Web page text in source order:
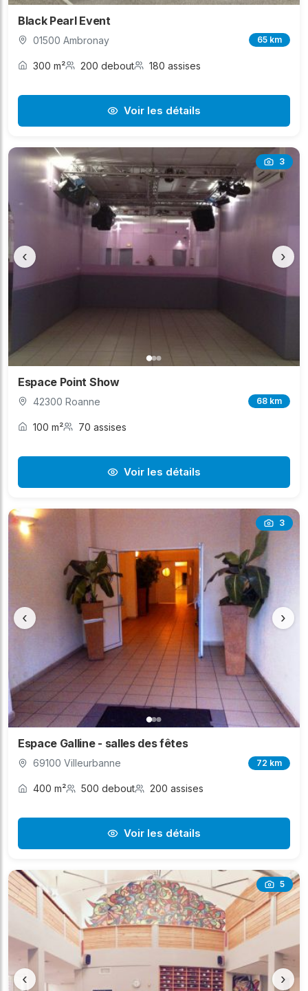
Black Pearl Event
01500 Ambronay 65 km
300 m² 200 debout 180 assises
Voir les détails
3
‹ ›
Espace Point Show
42300 Roanne 68 km
100 m² 70 assises
Voir les détails
3
‹ ›
Espace Galline - salles des fêtes
69100 Villeurbanne 72 km
400 m² 500 debout 200 assises
Voir les détails
5
‹ ›